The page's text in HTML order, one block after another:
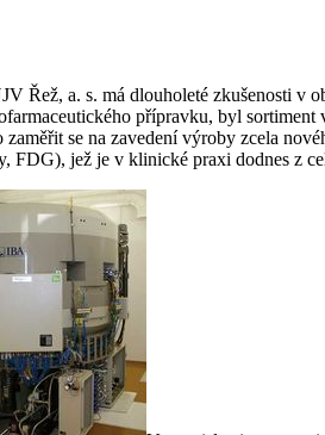
Řež, a. s. má dlouholeté zkušenosti v
přípravku, byl
zaměřit se na zavedení výroby zcela
FDG), jež je v klinické praxi dodnes z